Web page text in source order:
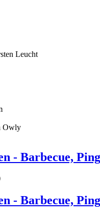
Leucht
Owly
- Barbecue,
- Barbecue,